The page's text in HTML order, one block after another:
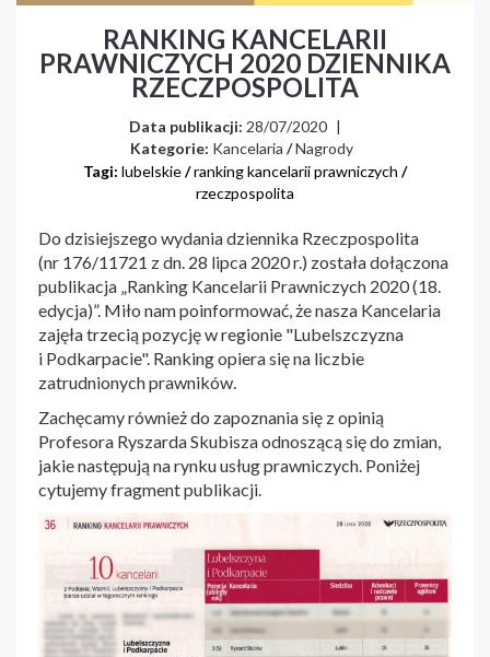
RANKING KANCELARII
PRAWNICZYCH 2020 DZIENNIKA
RZECZPOSPOLITA
Data publikacji: 28/07/2020 |
Kategorie: Kancelaria /Nagrody
Tagi: lubelskie/ranking kancelarii prawniczych /
rzeczpospolita
Do dzisiejszego wydania dziennika Rzeczpospolita
(nr 176/11721 z dn. 28 lipca 2020 r.) została dołączona
publikacja „Ranking Kancelarii Prawniczych 2020 (18.
edycja)”. Miło nam poinformować, że nasza Kancelaria
zajęła trzecią pozycję w regionie "Lubelszczyzna
i Podkarpacie". Ranking opiera się na liczbie
zatrudnionych prawników.
Zachęcamy również do zapoznania się z opinią
Profesora Ryszarda Skubisza odnoszącą się do zmian,
jakie następują na rynku usług prawniczych. Poniżej
cytujemy fragment publikacji.